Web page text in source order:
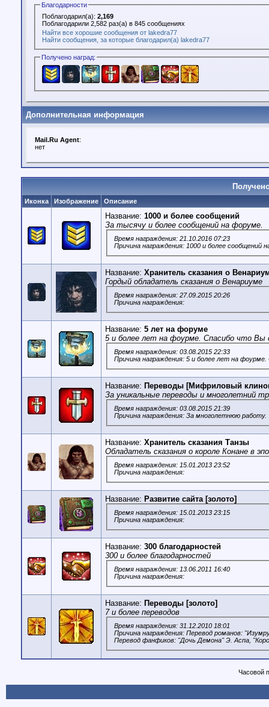
Благодарности
Поблагодарил(а):2,169
Поблагодарили 2,582 раз(а) в 845 сообщениях
Найти все хорошие сообщения от lakedra77
Найти сообщения, за которые благодарил(а) lakedra77
Получено наград:
Дополнительная информация
Mail.Ru Agent:
нет
Иконка Изображение Описание
Название: 1000 и более сообщений
За тысячу и более сообщений на форуме.
Время награждения: 21.10.2016 07:23
Причина награждения: 1000 и более сообщений
Название: Хранитель сказания о
Гордый обладатель сказания о Венариуме
Время награждения: 27.09.2015 20:26
Причина награждения:
Название: 5 лет на форуме
5 и более лет на фоурме. Спасибо что Вы
Время награждения: 03.08.2015 22:33
Причина награждения: 5 и более лет на
Название: Переводы [Мифриловый
За уникальные переводы и многолетний
Время награждения: 03.08.2015 21:39
Причина награждения: За многолетнюю работу.
Название: Хранитель сказания Танзы
Обладатель сказания о короле Конане в
Время награждения: 15.01.2013 23:52
Причина награждения:
Название: Развитие сайта [золото]
Время награждения: 15.01.2013 23:15
Причина награждения:
Название: 300 благодарностей
300 и более благодарностей
Время награждения: 13.06.2011 16:40
Причина награждения:
Название: Переводы [золото]
7 и более переводов
Время награждения: 31.12.2010 18:01
Причина награждения: Перевод романов:
Перевод фанфиков: "Дочь Демона" Э. Аспа,
Часовой